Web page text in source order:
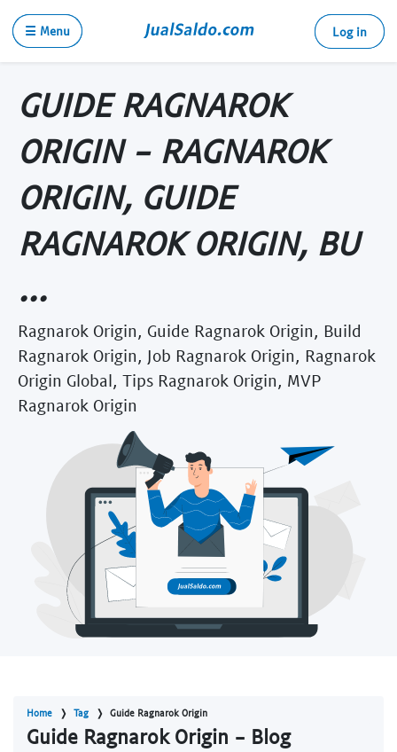
☰ Menu Log in
GUIDE RAGNAROK
ORIGIN - RAGNAROK
ORIGIN, GUIDE
RAGNAROK ORIGIN, BU
...
Ragnarok Origin, Guide Ragnarok Origin, Build
Ragnarok Origin, Job Ragnarok Origin, Ragnarok
Origin Global, Tips Ragnarok Origin, MVP
Ragnarok Origin
Home Tag Guide Ragnarok Origin
Guide Ragnarok Origin - Blog